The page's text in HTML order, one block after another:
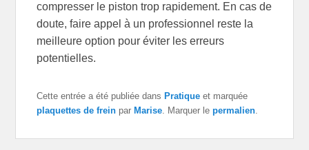
compresser le piston trop rapidement. En cas de
doute, faire appel à un professionnel reste la
meilleure option pour éviter les erreurs
potentielles.
Cette entrée a été publiée dans Pratique et marquée
plaquettes de frein par Marise. Marquer lepermalien.